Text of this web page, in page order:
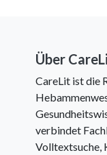
Über
CareLit ist die
verbindet
Volltextsuche,